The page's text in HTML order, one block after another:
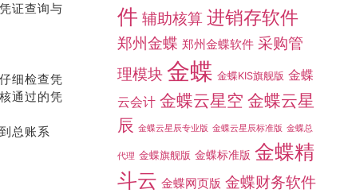
证查询与
细检查凭
通过的凭
总账系
件 辅助核算 进销存软件
郑州金蝶 郑州金蝶软件 采购管
理模块 金蝶 金蝶KIS旗舰版 金蝶
云会计 金蝶云星空 金蝶云星
辰 金蝶云星辰专业版 金蝶云星辰标准版 金蝶总
代理 金蝶旗舰版 金蝶标准版 金蝶精
斗云 金蝶网页版 金蝶财务软件